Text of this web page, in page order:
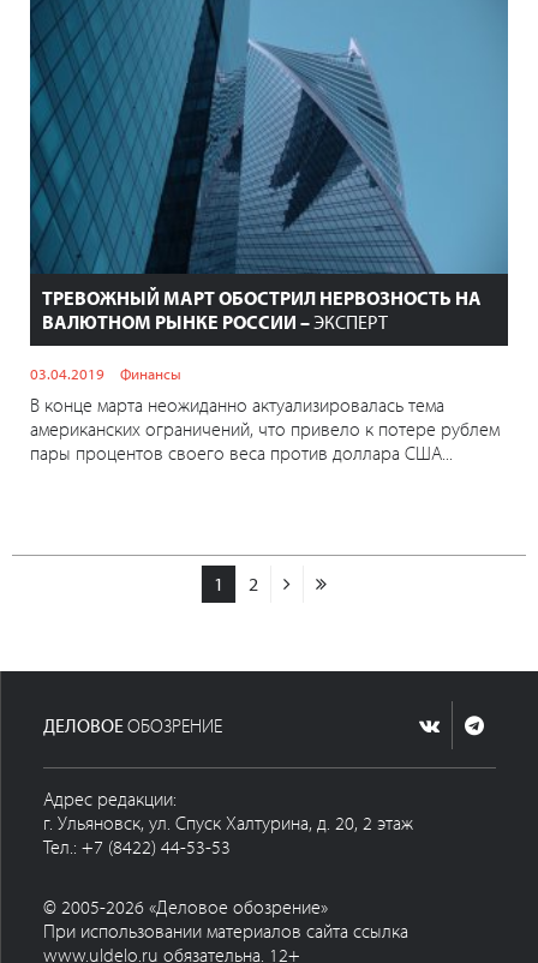
ТРЕВОЖНЫЙ МАРТ ОБОСТРИЛ НЕРВОЗНОСТЬ НА
ВАЛЮТНОМ РЫНКЕ РОССИИ –ЭКСПЕРТ
03.04.2019 Финансы
В конце марта неожиданно актуализировалась тема
американских ограничений, что привело к потере рублем
пары процентов своего веса против доллара США...
1 2
ДЕЛОВОЕОБОЗРЕНИЕ
Адрес редакции:
г. Ульяновск, ул. Спуск Халтурина, д. 20, 2 этаж
Тел.: +7 (8422) 44-53-53
© 2005-2026 «Деловое обозрение»
При использовании материалов сайта ссылка
www.uldelo.ru обязательна. 12+